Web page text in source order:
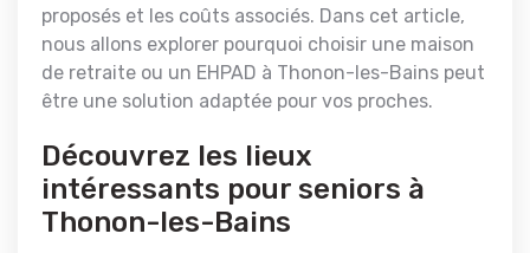
proposés et les coûts associés. Dans cet article,
nous allons explorer pourquoi choisir une maison
de retraite ou un EHPAD à Thonon-les-Bains peut
être une solution adaptée pour vos proches.
Découvrez les lieux
intéressants pour seniors à
Thonon-les-Bains